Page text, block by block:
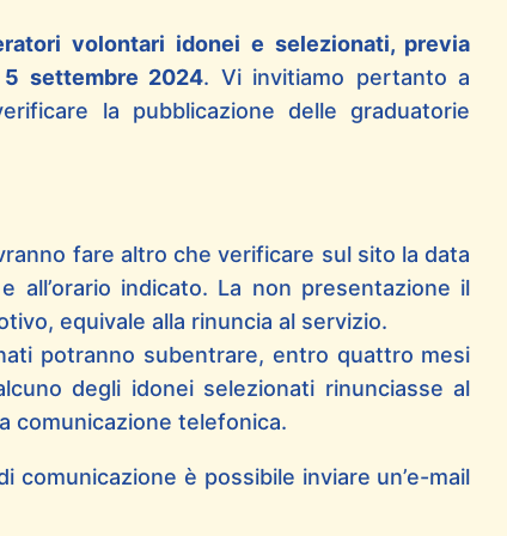
volontari idonei e selezionati, previa
5 settembre 2024. Vi invitiamo pertanto a
la pubblicazione delle graduatorie
fare altro che verificare sul sito la data
all’orario indicato. La non presentazione il
equivale alla rinuncia al servizio.
potranno subentrare, entro quattro mesi
degli idonei selezionati rinunciasse al
comunicazione telefonica.
comunicazione è possibile inviare un’e-mail